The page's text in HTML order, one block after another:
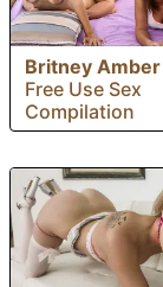
Britney Amber
Free Use Sex
Compilation